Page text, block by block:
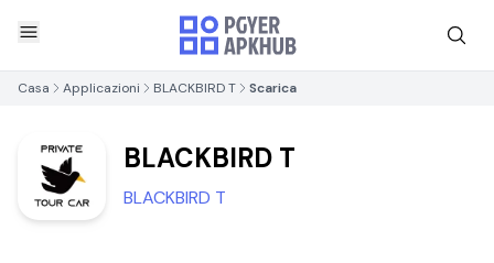
Casa Applicazioni BLACKBIRD T Scarica
BLACKBIRD T
BLACKBIRD T